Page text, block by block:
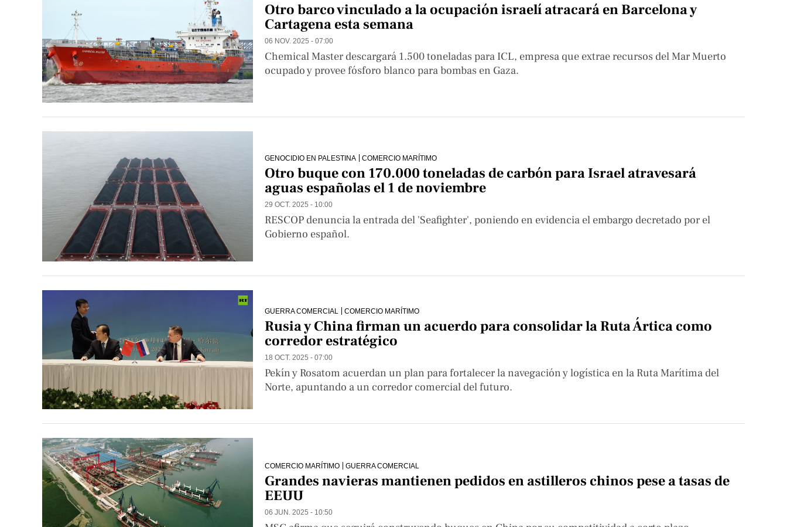
Otro barco vinculado a la ocupación israelí atracará en Barcelona y
Cartagena esta semana
06 NOV. 2025 - 07:00
Chemical Master descargará 1.500 toneladas para ICL, empresa que extrae recursos del Mar Muerto
ocupado y provee fósforo blanco para bombas en Gaza.
GENOCIDIO EN PALESTINA COMERCIO MARÍTIMO
Otro buque con 170.000 toneladas de carbón para Israel atravesará
aguas españolas el 1 de noviembre
29 OCT. 2025 - 10:00
RESCOP denuncia la entrada del 'Seafighter', poniendo en evidencia el embargo decretado por el
Gobierno español.
GUERRA COMERCIAL COMERCIO MARÍTIMO
Rusia y China firman un acuerdo para consolidar la Ruta Ártica como
corredor estratégico
18 OCT. 2025 - 07:00
Pekín y Rosatom acuerdan un plan para fortalecer la navegación y logística en la Ruta Marítima del
Norte, apuntando a un corredor comercial del futuro.
COMERCIO MARÍTIMO GUERRA COMERCIAL
Grandes navieras mantienen pedidos en astilleros chinos pese a tasas de
EEUU
06 JUN. 2025 - 10:50